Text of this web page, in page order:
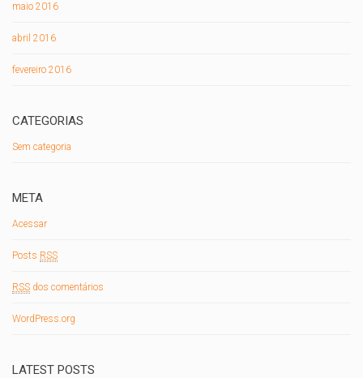
maio 2016
abril 2016
fevereiro 2016
CATEGORIAS
Sem categoria
META
Acessar
Posts RSS
RSS dos comentários
WordPress.org
LATEST POSTS